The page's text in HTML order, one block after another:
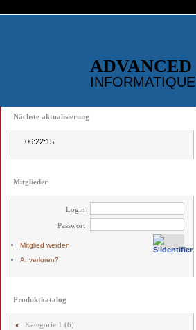
ADVANCED
INFORMATIQUE
Nächste aktualisierung
06:22:15
Mitglieder
Login
Passwort
Mitglied werden
AI verloren?
Produktkatalog
Kategorie 1 (6)